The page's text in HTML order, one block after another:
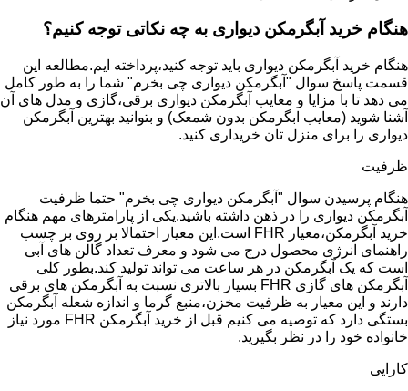
هنگام خرید آبگرمکن دیواری به چه نکاتی توجه کنیم؟
هنگام خرید آبگرمکن دیواری باید توجه کنید،پرداخته ایم.مطالعه این
قسمت پاسخ سوال "آبگرمکن دیواری چی بخرم" شما را به طور کامل
می دهد تا با مزایا و معایب آبگرمکن دیواری برقی،گازی و مدل های آن
آشنا شوید (معایب ابگرمکن بدون شمعک) و بتوانید بهترین آبگرمکن
دیواری را برای منزل تان خریداری کنید.
ظرفیت
هنگام پرسیدن سوال "آبگرمکن دیواری چی بخرم" حتما ظرفیت
آبگرمکن دیواری را در ذهن داشته باشید.یکی از پارامترهای مهم هنگام
خرید آبگرمکن،معیار FHR است.این معیار احتمالا بر روی بر چسب
راهنمای انرژی محصول درج می شود و معرف تعداد گالن های آبی
است که یک آبگرمکن در هر ساعت می تواند تولید کند.بطور کلی
آبگرمکن های گازی FHR بسیار بالاتری نسبت به آبگرمکن های برقی
دارند و این معیار به ظرفیت مخزن،منبع گرما و اندازه شعله آبگرمکن
بستگی دارد که توصیه می کنیم قبل از خرید آبگرمکن FHR مورد نیاز
خانواده خود را در نظر بگیرید.
کارایی